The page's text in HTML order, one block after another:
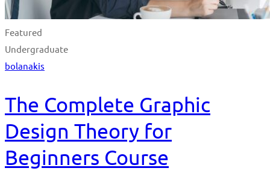
Featured
Undergraduate
bolanakis
The Complete Graphic
Design Theory for
Beginners Course